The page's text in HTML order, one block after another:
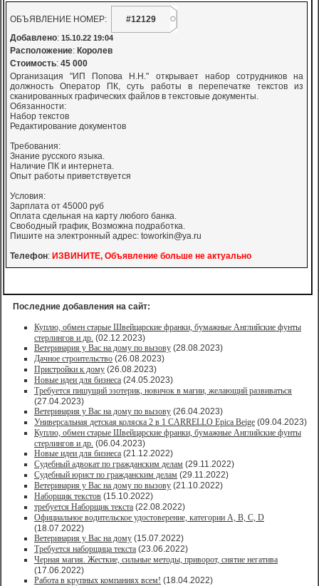
ОБЪЯВЛЕНИЕ НОМЕР:
#12129
Добавлено: 15.10.22 19:04
Расположение: Королев
Стоимость: 45 000
Организация "ИП Попова Н.Н." открывает набор сотрудников на
должность Оператор ПК, суть работы в перепечатке текстов из
сканированных графических файлов в текстовые документы.
Обязанности:
Набор текстов
Редактирование документов
Требования:
Знание русского языка.
Наличие ПК и интернета.
Опыт работы приветствуется
Условия:
Зарплата от 45000 руб
Оплата сдельная на карту любого банка.
Свободный график, Возможна подработка.
Пишите на электронный адрес: toworkin@ya.ru
Телефон: ИЗВИНИТЕ, Объявление больше не актуально
Последние добавления на сайт:
Куплю, обмен старые Швейцарские франки, бумажные Английские фунты
стерлингов и др. (02.12.2023)
Ветеринария у Вас на дому по вызову (28.08.2023)
Дачное строительство (26.08.2023)
Пристройки к дому (26.08.2023)
Новые идеи для бизнеса (24.05.2023)
Требуется пишущий эзотерик, новичок в магии, желающий развиваться
(27.04.2023)
Ветеринария у Вас на дому по вызову (26.04.2023)
Универсальная детская коляска 2 в 1 CARRELLO Epica Beige (09.04.2023)
Куплю, обмен старые Швейцарские франки, бумажные Английские фунты
стерлингов и др. (06.04.2023)
Новые идеи для бизнеса (21.12.2022)
Судебный адвокат по гражданским делам (29.11.2022)
Судебный юрист по гражданским делам (29.11.2022)
Ветеринария у Вас на дому по вызову (21.10.2022)
Наборщик текстов (15.10.2022)
требуется Наборщик текста (22.08.2022)
Официальное водительское удостоверение, категории A, B, C, D
(18.07.2022)
Ветеринария у Вас на дому (15.07.2022)
Требуется наборщица текста (23.06.2022)
Черная магия. Жесткие, сильные методы, приворот, снятие негатива
(17.06.2022)
Работа в крупных компаниях всем! (18.04.2022)